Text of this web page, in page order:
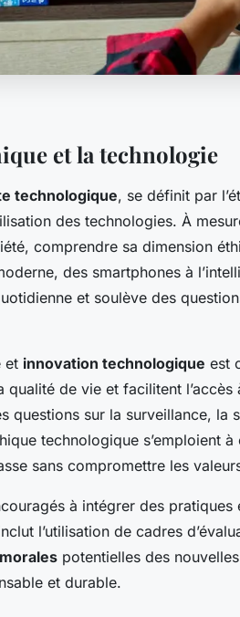
et la technologie
technologique, se définit par
des technologies. À
comprendre sa dimension
des smartphones à
et soulève des
et innovation technologique est
de vie et facilitent l’accès
questions sur la surveillance, la
technologique s’emploient
sans compromettre les
à intégrer des
l’utilisation de cadres
potentielles des
et durable.